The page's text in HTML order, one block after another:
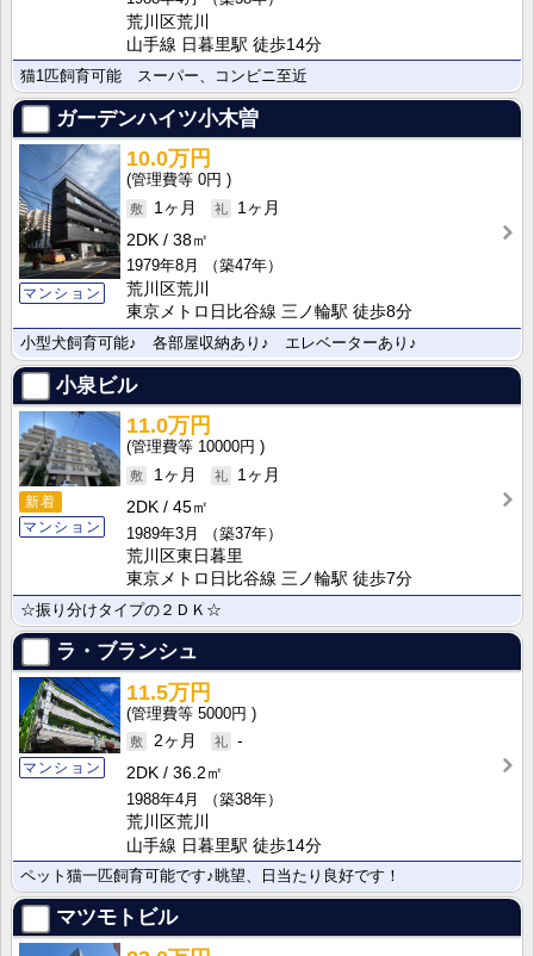
荒川区荒川
山手線 日暮里駅 徒歩14分
猫1匹飼育可能 スーパー、コンビニ至近
ガーデンハイツ小木曽
マンション
10.0万円
0円
1ヶ月
1ヶ月
2DK
38㎡
1979年8月
（築47年）
荒川区荒川
東京メトロ日比谷線 三ノ輪駅 徒歩8分
小型犬飼育可能♪ 各部屋収納あり♪ エレベーターあり♪
小泉ビル
新着
マンション
11.0万円
10000円
1ヶ月
1ヶ月
2DK
45㎡
1989年3月
（築37年）
荒川区東日暮里
東京メトロ日比谷線 三ノ輪駅 徒歩7分
☆振り分けタイプの２ＤＫ☆
ラ・ブランシュ
マンション
11.5万円
5000円
2ヶ月
-
2DK
36.2㎡
1988年4月
（築38年）
荒川区荒川
山手線 日暮里駅 徒歩14分
ペット猫一匹飼育可能です♪眺望、日当たり良好です！
マツモトビル